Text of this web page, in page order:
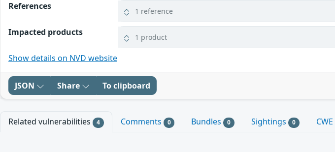
References
1 reference
Impacted products 1 product
Show details on NVD website
JSON Share To clipboard
Related vulnerabilities 4 Comments 0 Bundles 0 Sightings 0